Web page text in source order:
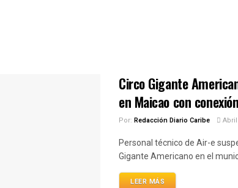
Circo Gigante
en Maicao con
Por: Redacción Diario Caribe
Personal técnico de Air-e
Gigante Americano en el
LEER MÁS